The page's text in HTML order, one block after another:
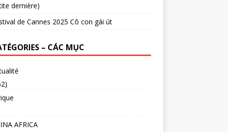
dernière)
de Cannes 2025 Cô con gái út
– CÁC MỤC
AFRICA